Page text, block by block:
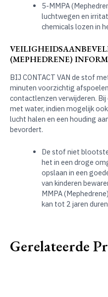
5-MMPA
luchtwegen en
chemicals lozen in
(MEPHEDRENE)
BIJ CONTACT VAN de stof
minuten voorzichtig
contactlenzen verwijderen.
met water, indien mogelijk
lucht halen en een houding
bevordert.
De stof niet
het in een droge
opslaan in een
van kinderen
MMPA
kan tot 2 jaren
Gerelateerde